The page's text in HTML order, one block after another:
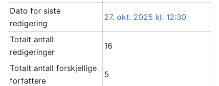
Dato for siste
redigering
27. okt. 2025 kl. 12:30
Totalt antall
redigeringer
16
Totalt antall forskjellige
forfattere
5